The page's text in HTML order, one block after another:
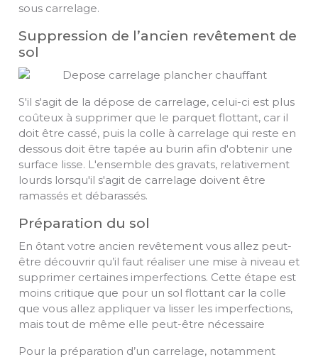
sous carrelage.
Suppression de l’ancien revêtement de
sol
S'il s'agit de la dépose de carrelage, celui-ci est plus
coûteux à supprimer que le parquet flottant, car il
doit être cassé, puis la colle à carrelage qui reste en
dessous doit être tapée au burin afin d'obtenir une
surface lisse. L'ensemble des gravats, relativement
lourds lorsqu'il s'agit de carrelage doivent être
ramassés et débarassés.
Préparation du sol
En ôtant votre ancien revêtement vous allez peut-
être découvrir qu’il faut réaliser une mise à niveau et
supprimer certaines imperfections. Cette étape est
moins critique que pour un sol flottant car la colle
que vous allez appliquer va lisser les imperfections,
mais tout de même elle peut-être nécessaire
Pour la préparation d’un carrelage, notamment